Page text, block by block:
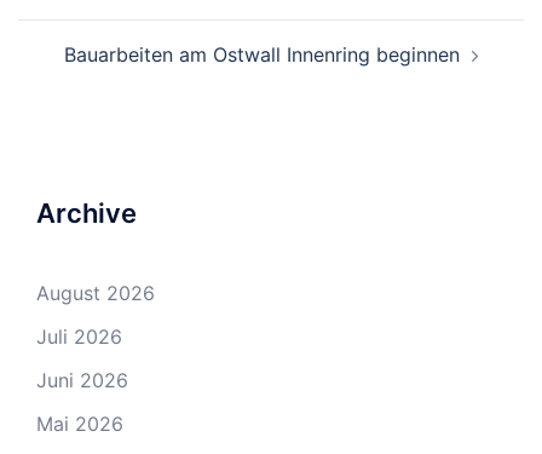
Bauarbeiten am Ostwall Innenring beginnen
Archive
August 2026
Juli 2026
Juni 2026
Mai 2026